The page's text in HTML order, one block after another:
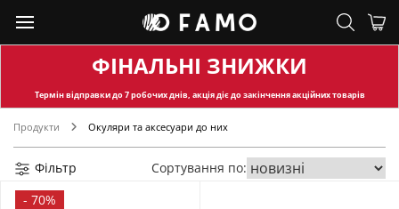
ФІНАЛЬНІ ЗНИЖКИ
Термін відправкидо 7 робочих днів, акція діє до закінчення акційних товарів
Продукти Окуляри та аксесуари до них
Фільтр
Сортування по:
- 70%